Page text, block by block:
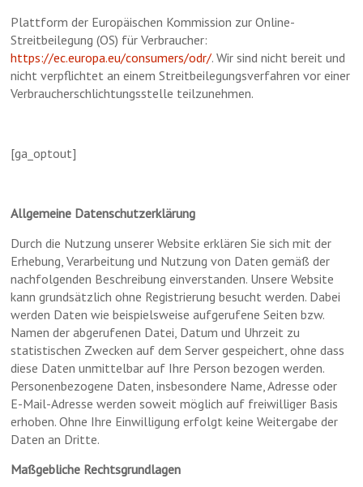
Plattform der Europäischen Kommission zur Online-
https://ec.europa.eu/consumers/odr/. Wir sind nicht bereit und
nicht verpflichtet an einem Streitbeilegungsverfahren vor einer
Verbraucherschlichtungsstelle teilzunehmen.
[ga_optout]
Allgemeine Datenschutzerklärung
Durch die Nutzung unserer Website erklären Sie sich mit der
Erhebung, Verarbeitung und Nutzung von Daten gemäß der
nachfolgenden Beschreibung einverstanden. Unsere Website
kann grundsätzlich ohne Registrierung besucht werden. Dabei
werden Daten wie beispielsweise aufgerufene Seiten bzw.
Namen der abgerufenen Datei, Datum und Uhrzeit zu
statistischen Zwecken auf dem Server gespeichert, ohne dass
diese Daten unmittelbar auf Ihre Person bezogen werden.
Personenbezogene Daten, insbesondere Name, Adresse oder
E-Mail-Adresse werden soweit möglich auf freiwilliger Basis
erhoben. Ohne Ihre Einwilligung erfolgt keine Weitergabe der
Daten an Dritte.
Maßgebliche Rechtsgrundlagen